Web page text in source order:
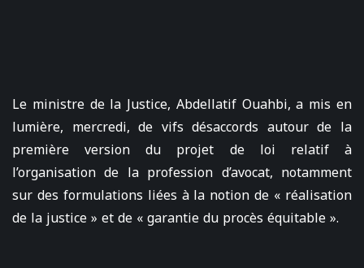
Le ministre de la Justice, Abdellatif Ouahbi, a mis en
lumière, mercredi, de vifs désaccords autour de la
première version du projet de loi relatif à
l’organisation de la profession d’avocat, notamment
sur des formulations liées à la notion de « réalisation
de la justice » et de « garantie du procès équitable ».